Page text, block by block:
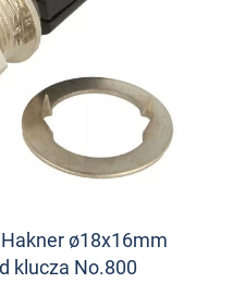
ø18x16mm
klucza No.800